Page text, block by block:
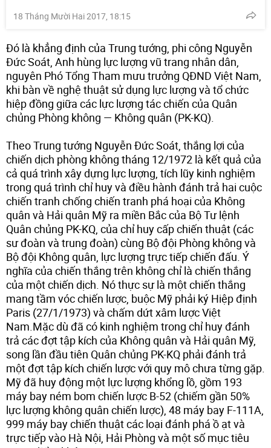
18 Tháng Mười Hai 2017, 18:15
Đó là khẳng định của Trung tướng, phi công Nguyễn
Đức Soát, Anh hùng lực lượng vũ trang nhân dân,
nguyên Phó Tổng Tham mưu trưởng QĐND Việt Nam,
khi bàn về nghệ thuật sử dụng lực lượng và tổ chức
hiệp đồng giữa các lực lượng tác chiến của Quân
chủng Phòng không — Không quân (PK-KQ).
Theo Trung tướng Nguyễn Đức Soát, thắng lợi của
chiến dịch phòng không tháng 12/1972 là kết quả của
cả quá trình xây dựng lực lượng, tích lũy kinh nghiệm
trong quá trình chỉ huy và điều hành đánh trả hai cuộc
chiến tranh chống chiến tranh phá hoại của Không
quân và Hải quân Mỹ ra miền Bắc của Bộ Tư lệnh
Quân chủng PK-KQ, của chỉ huy cấp chiến thuật (các
sư đoàn và trung đoàn) cùng Bộ đội Phòng không và
Bộ đội Không quân, lực lượng trực tiếp chiến đấu. Ý
nghĩa của chiến thắng trên không chỉ là chiến thắng
của một chiến dịch. Nó thực sự là một chiến thắng
mang tầm vóc chiến lược, buộc Mỹ phải ký Hiệp định
Paris (27/1/1973) và chấm dứt xâm lược Việt
Nam.Mặc dù đã có kinh nghiệm trong chỉ huy đánh
trả các đợt tập kích của Không quân và Hải quân Mỹ,
song lần đầu tiên Quân chủng PK-KQ phải đánh trả
một đợt tập kích chiến lược với quy mô chưa từng gặp.
Mỹ đã huy động một lực lượng khổng lồ, gồm 193
máy bay ném bom chiến lược B-52 (chiếm gần 50%
lực lượng không quân chiến lược), 48 máy bay F-111A,
999 máy bay chiến thuật các loại đánh phá ồ ạt và
trực tiếp vào Hà Nội, Hải Phòng và một số mục tiêu